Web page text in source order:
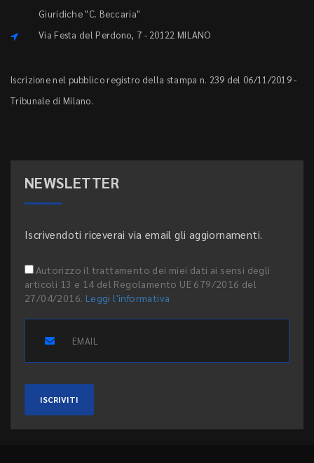
Giuridiche "C. Beccaria"
Via Festa del Perdono, 7 - 20122 MILANO
Iscrizione nel pubblico registro della stampa n. 239 del 06/11/2019 -
Tribunale di Milano.
NEWSLETTER
Iscrivendoti riceverai via email gli aggiornamenti.
Autorizzo il trattamento dei miei dati ai sensi degli
articoli 13 e 14 del Regolamento UE 679/2016 del
27/04/2016. Leggi l'informativa
ISCRIVITI